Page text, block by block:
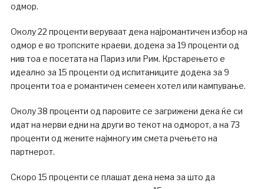
одмор.
Околу 22 проценти веруваат дека најромантичен избор на
одмор е во тропските краеви, додека за 19 проценти од
нив тоа е посетата на Париз или Рим. Крстарењето е
идеално за 15 проценти од испитаниците додека за 9
проценти тоа е романтичен семеен хотел или кампување.
Околу 38 проценти од паровите се загрижени дека ќе си
идат на нерви едни на други во текот на одморот, а на 73
проценти од жените најмногу им смета рчењето на
партнерот.
Скоро 15 проценти се плашат дека нема за што да